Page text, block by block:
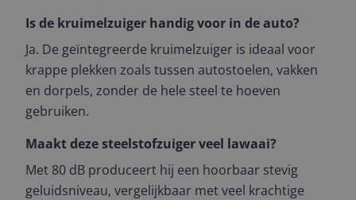
Is de kruimelzuiger handig voor in de auto?
Ja. De geïntegreerde kruimelzuiger is ideaal voor
krappe plekken zoals tussen autostoelen, vakken
en dorpels, zonder de hele steel te hoeven
gebruiken.
Maakt deze steelstofzuiger veel lawaai?
Met 80 dB produceert hij een hoorbaar stevig
geluidsniveau, vergelijkbaar met veel krachtige